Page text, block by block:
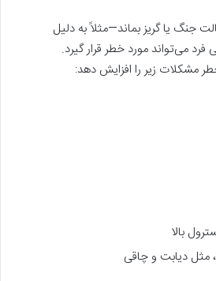
جنگ یا گریز بماند—مثلاً به دلیل
می‌تواند مورد خطر قرار گیرد.
مشکلات زیر را افزایش دهد:
بالا
مثل دیابت و چاقی